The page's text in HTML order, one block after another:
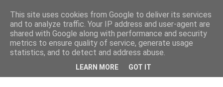
This site uses cookies from Google to deliver its services
and to analyze traffic. Your IP address and user-agent are
shared with Google along with performance and security
metrics to ensure quality of service, generate usage
statistics, and to detect and address abuse.
LEARN MORE GOT IT